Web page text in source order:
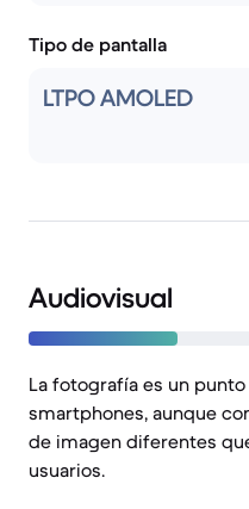
Tipo de pantalla
LTPO AMOLED
Audiovisual
La fotografía es un
smartphones, aunque
de imagen diferentes
usuarios.